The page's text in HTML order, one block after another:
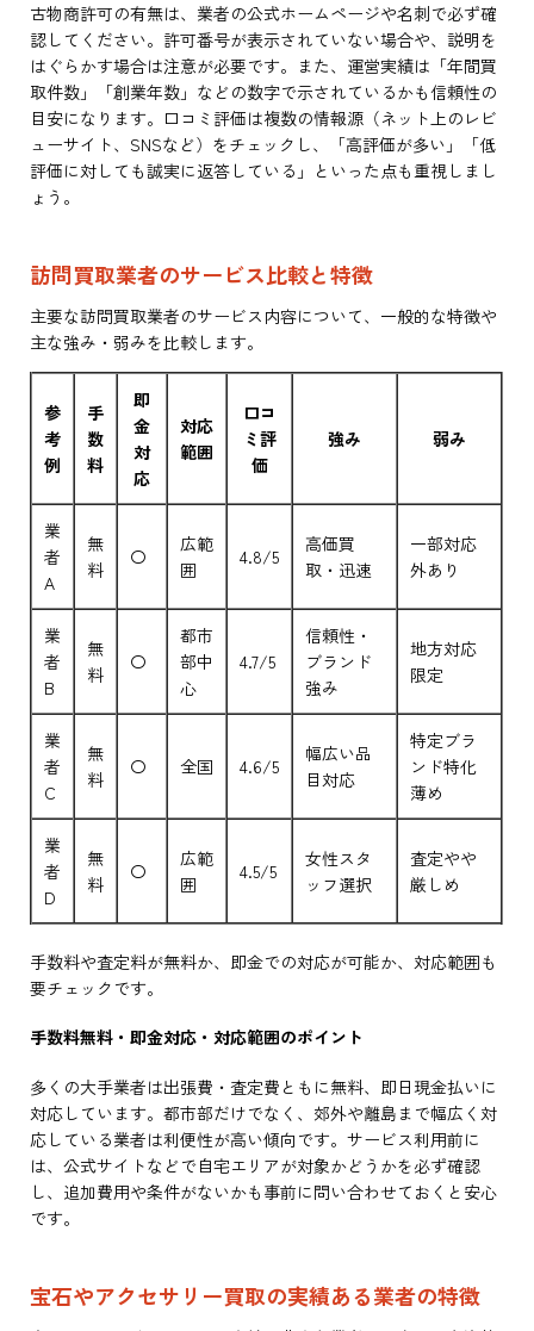
古物商許可の有無は、業者の公式ホームページや名刺で必ず確
認してください。許可番号が表示されていない場合や、説明を
はぐらかす場合は注意が必要です。また、運営実績は「年間買
取件数」「創業年数」などの数字で示されているかも信頼性の
目安になります。口コミ評価は複数の情報源（ネット上のレビ
ューサイト、SNSなど）をチェックし、「高評価が多い」「低
評価に対しても誠実に返答している」といった点も重視しまし
ょう。
訪問買取業者のサービス比較と特徴
主要な訪問買取業者のサービス内容について、一般的な特徴や
主な強み・弱みを比較します。
参
考
例
手
数
料
即
金
対
応
対応
範囲
口コ
ミ評
価
強み 弱み
業
者
A
無
料
〇
広範
囲
4.8/5
高価買
取・迅速
一部対応
外あり
業
者
B
無
料
〇
都市
部中
心
4.7/5
信頼性・
ブランド
強み
地方対応
限定
業
者
C
無
料
〇 全国 4.6/5
幅広い品
目対応
特定ブラ
ンド特化
薄め
業
者
D
無
料
〇
広範
囲
4.5/5
女性スタ
ッフ選択
査定やや
厳しめ
手数料や査定料が無料か、即金での対応が可能か、対応範囲も
要チェックです。
手数料無料・即金対応・対応範囲のポイント
多くの大手業者は出張費・査定費ともに無料、即日現金払いに
対応しています。都市部だけでなく、郊外や離島まで幅広く対
応している業者は利便性が高い傾向です。サービス利用前に
は、公式サイトなどで自宅エリアが対象かどうかを必ず確認
し、追加費用や条件がないかも事前に問い合わせておくと安心
です。
宝石やアクセサリー買取の実績ある業者の特徴